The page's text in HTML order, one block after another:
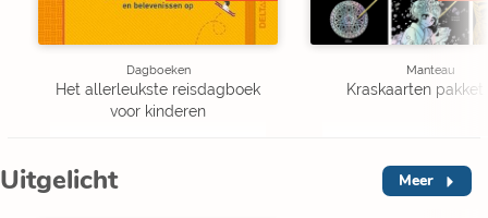
Dagboeken
Het allerleukste reisdagboek
voor kinderen
Manteau
Kraskaarten pakket
Uitgelicht Meer